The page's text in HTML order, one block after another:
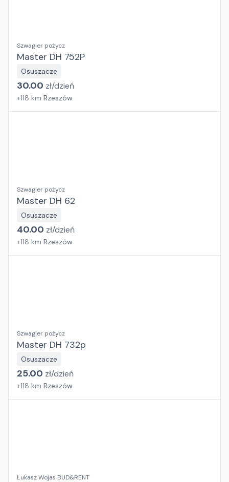
Szwagier pożycz
Master DH 752P
Osuszacze
30.00 zł/dzień
+118 km Rzeszów
Szwagier pożycz
Master DH 62
Osuszacze
40.00 zł/dzień
+118 km Rzeszów
Szwagier pożycz
Master DH 732p
Osuszacze
25.00 zł/dzień
+118 km Rzeszów
Łukasz Wojas BUD&RENT